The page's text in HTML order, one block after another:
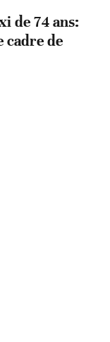
de 74 ans:
cadre de